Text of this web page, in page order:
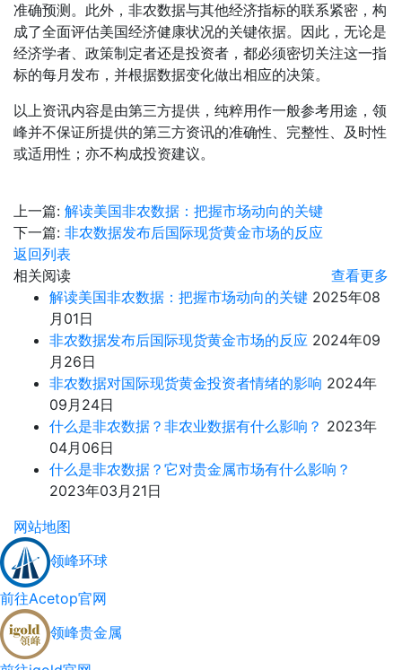
准确预测。此外，非农数据与其他经济指标的联系紧密，构
成了全面评估美国经济健康状况的关键依据。因此，无论是
经济学者、政策制定者还是投资者，都必须密切关注这一指
标的每月发布，并根据数据变化做出相应的决策。
以上资讯内容是由第三方提供，纯粹用作一般参考用途，领
峰并不保证所提供的第三方资讯的准确性、完整性、及时性
或适用性；亦不构成投资建议。
上一篇: 解读美国非农数据：把握市场动向的关键
下一篇: 非农数据发布后国际现货黄金市场的反应
返回列表
相关阅读
查看更多
解读美国非农数据：把握市场动向的关键 2025年08
月01日
非农数据发布后国际现货黄金市场的反应 2024年09
月26日
非农数据对国际现货黄金投资者情绪的影响 2024年
09月24日
什么是非农数据？非农业数据有什么影响？ 2023年
04月06日
什么是非农数据？它对贵金属市场有什么影响？
2023年03月21日
网站地图
领峰环球
前往Acetop官网
领峰贵金属